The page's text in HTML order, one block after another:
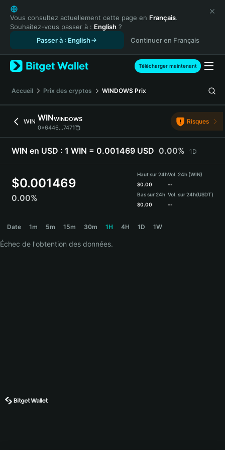
English
日本語
Tiếng Việt
Español (Latinoamérica)
Türkçe
Français
Deutsch
繁體中文
Português (Portugal)
Bahasa Indonesia
ภาษาไทย
Español
Español (Argentina)
Vous consultez actuellement cette page en Français.
Souhaitez-vous passer à : English ?
Passer à : English
Continuer en Français
Télécharger maintenant
Accueil Prix des cryptos WINDOWS Prix
WIN WINWINDOWS
0x6446...747f
Risques
WIN en USD : 1 WIN = 0.001469 USD 0.00% 1D
$0.001469
0.00%
Haut sur 24h
$0.00
Bas sur 24h
$0.00
Vol. 24h (WIN)
--
Vol. sur 24h(USDT)
--
Date 1m 5m 15m 30m 1H 4H 1D 1W
Échec de l'obtention des données.